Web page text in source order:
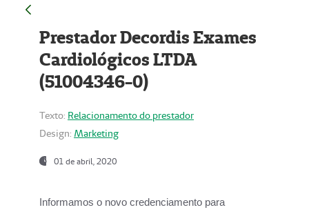
Prestador Decordis Exames
Cardiológicos LTDA
(51004346-0)
Texto: Relacionamento do prestador
Design: Marketing
01 de abril, 2020
Informamos o novo credenciamento para